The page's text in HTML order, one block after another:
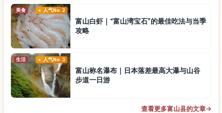
美食 人气No.2
富山白虾｜“富山湾宝石”的最佳吃法与当季
攻略
生活 人气No.3
富山称名瀑布｜日本落差最高大瀑与山谷
步道一日游
查看更多富山县的文章→